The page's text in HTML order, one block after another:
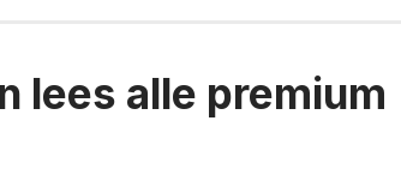
lees alle premium